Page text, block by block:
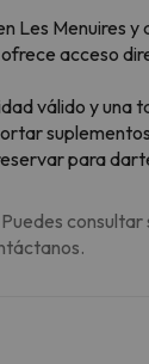
Les Menuires
acceso
válido y
para